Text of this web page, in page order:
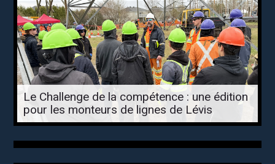
Le Challenge de la compétence : une édition
pour les monteurs de lignes de Lévis